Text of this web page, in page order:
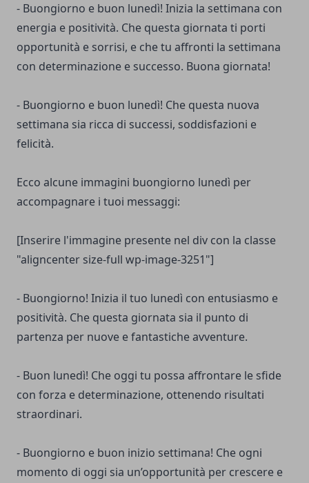
- Buongiorno e buon lunedì! Inizia la settimana con
energia e positività. Che questa giornata ti porti
opportunità e sorrisi, e che tu affronti la settimana
con determinazione e successo. Buona giornata!
- Buongiorno e buon lunedì! Che questa nuova
settimana sia ricca di successi, soddisfazioni e
felicità.
Ecco alcune immagini buongiorno lunedì per
accompagnare i tuoi messaggi:
[Inserire l'immagine presente nel div con la classe
"aligncenter size-full wp-image-3251"]
- Buongiorno! Inizia il tuo lunedì con entusiasmo e
positività. Che questa giornata sia il punto di
partenza per nuove e fantastiche avventure.
- Buon lunedì! Che oggi tu possa affrontare le sfide
con forza e determinazione, ottenendo risultati
straordinari.
- Buongiorno e buon inizio settimana! Che ogni
momento di oggi sia un’opportunità per crescere e